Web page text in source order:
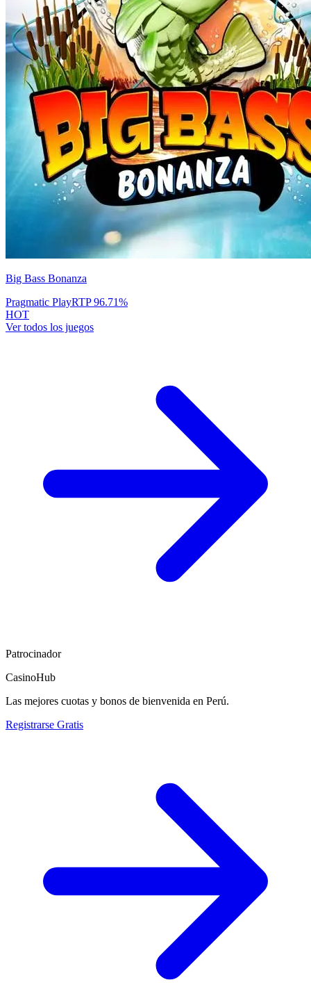
Big Bass Bonanza
Pragmatic PlayRTP96.71%
HOT
Ver todos los juegos
Patrocinador
CasinoHub
Las mejores cuotas y bonos de bienvenida en Perú.
Registrarse Gratis